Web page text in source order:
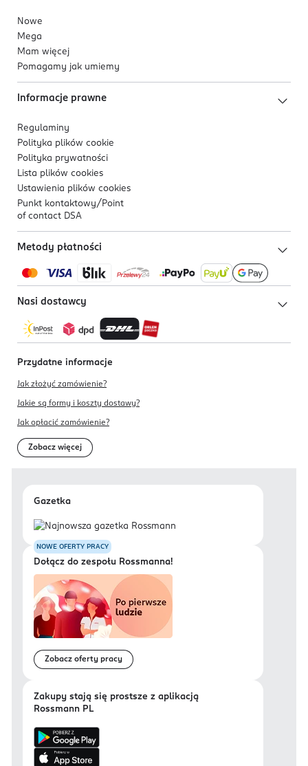
Nowe
Mega
Mam więcej
Pomagamy jak umiemy
Informacje prawne
Regulaminy
Polityka plików cookie
Polityka prywatności
Lista plików cookies
Ustawienia plików cookies
Punkt kontaktowy/ Point
of contact DSA
Metody płatności
Nasi dostawcy
Przydatne informacje
Jak złożyć zamówienie?
Jakie są formy i koszty dostawy?
Jak opłacić zamówienie?
Zobacz więcej
Gazetka
NOWE OFERTY PRACY
Dołącz do zespołu Rossmanna!
Zobacz oferty pracy
Zakupy stają się prostsze z aplikacją
Rossmann PL